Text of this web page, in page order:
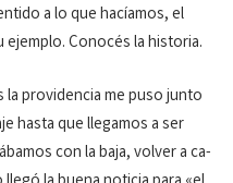
a lo que hacíamos, el
ejemplo. Conocés la historia.
la providencia me puso junto
hasta que llega­mos a ser
con la baja, volver a ca­